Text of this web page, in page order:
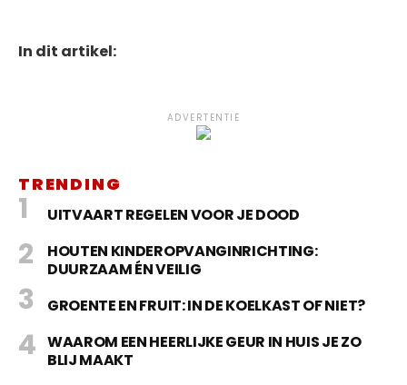
In dit artikel:
ADVERTENTIE
TRENDING
UITVAART REGELEN VOOR JE DOOD
HOUTEN KINDEROPVANGINRICHTING:
DUURZAAM ÉN VEILIG
GROENTE EN FRUIT: IN DE KOELKAST OF NIET?
WAAROM EEN HEERLIJKE GEUR IN HUIS JE ZO
BLIJ MAAKT